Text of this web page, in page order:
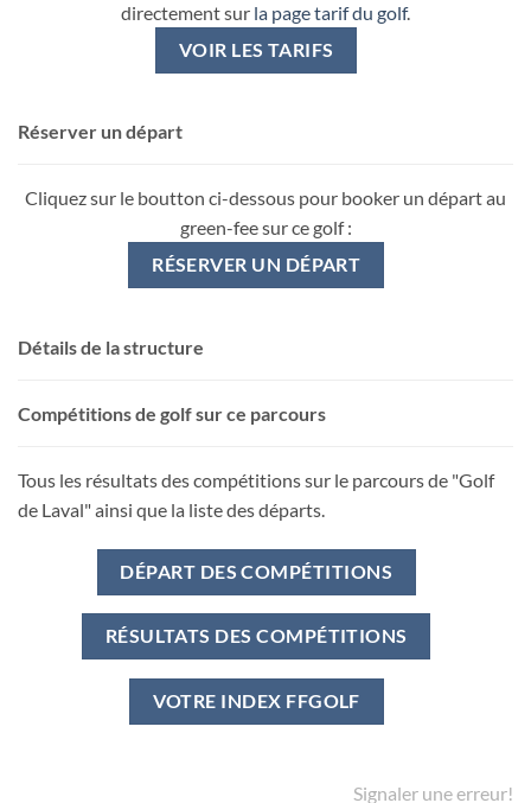
directement sur la page tarif du golf.
VOIR LES TARIFS
Réserver un départ
Cliquez sur le boutton ci-dessous pour booker un départ au
green-fee sur ce golf :
RÉSERVER UN DÉPART
Détails de la structure
Compétitions de golf sur ce parcours
Tous les résultats des compétitions sur le parcours de "Golf
de Laval" ainsi que la liste des départs.
DÉPART DES COMPÉTITIONS
RÉSULTATS DES COMPÉTITIONS
VOTRE INDEX FFGOLF
Signaler une erreur!